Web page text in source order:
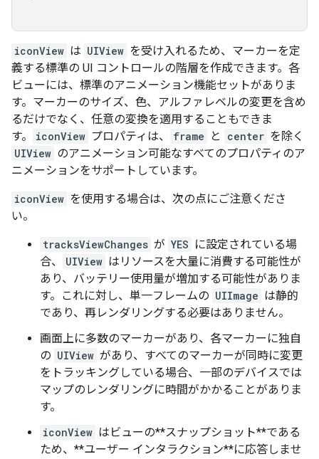
iconView は UIView を受け入れるため、マーカーを定
義する標準の UI コントロールの階層を作成できます。各
ビューには、標準のアニメーション機能セットがありま
す。マーカーのサイズ、色、アルファレベルの変更を含め
るだけでなく、任意の変換を適用することもできま
す。
iconView プロパティは、 frame と center を除く
UIView のアニメーション可能なすべてのプロパティのア
ニメーションをサポートしています。
iconView を使用する場合は、次の点にご注意くださ
い。
tracksViewChanges が YES に設定されている場
合、
UIView はリソースを大量に消費する可能性が
あり、バッテリー使用量が増加する可能性がありま
す。これに対し、単一フレームの UIImage は静的
であり、再レンダリングする必要はありません。
画面上に多数のマーカーがあり、各マーカーに独自
の UIView があり、すべてのマーカーが同時に変更
をトラッキングしている場合、一部のデバイスでは
マップのレンダリングに時間がかかることがありま
す。
iconView はビューの**スナップショット**である
ため、**ユーザー インタラクション**に応答しませ